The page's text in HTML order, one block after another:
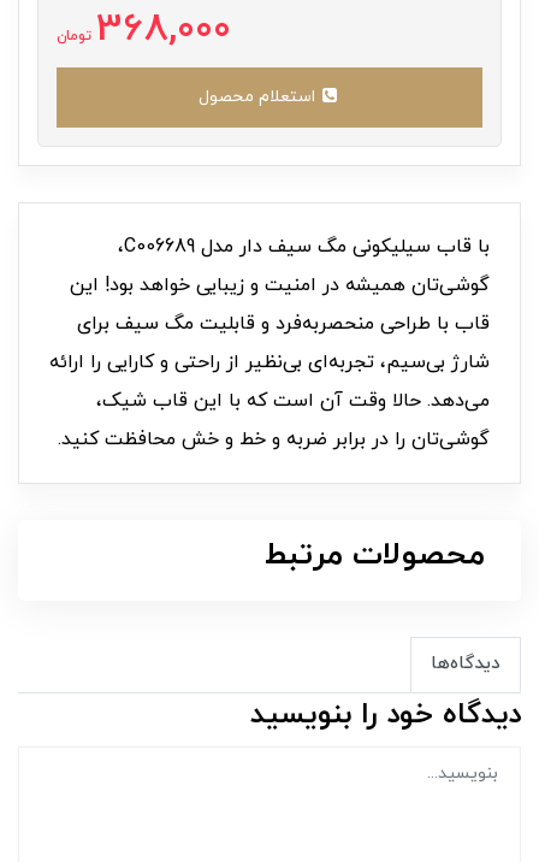
368,000 تومان
با قاب سیلیکونی مگ سیف دار مدل C006689،
گوشی‌تان همیشه در امنیت و زیبایی خواهد بود! این
قاب با طراحی منحصر‌به‌فرد و قابلیت مگ سیف برای
شارژ بی‌سیم، تجربه‌ای بی‌نظیر از راحتی و کارایی را ارائه
می‌دهد. حالا وقت آن است که با این قاب شیک،
گوشی‌تان را در برابر ضربه و خط و خش محافظت کنید.
محصولات مرتبط
دیدگاه‌ها
دیدگاه خود را بنویسید